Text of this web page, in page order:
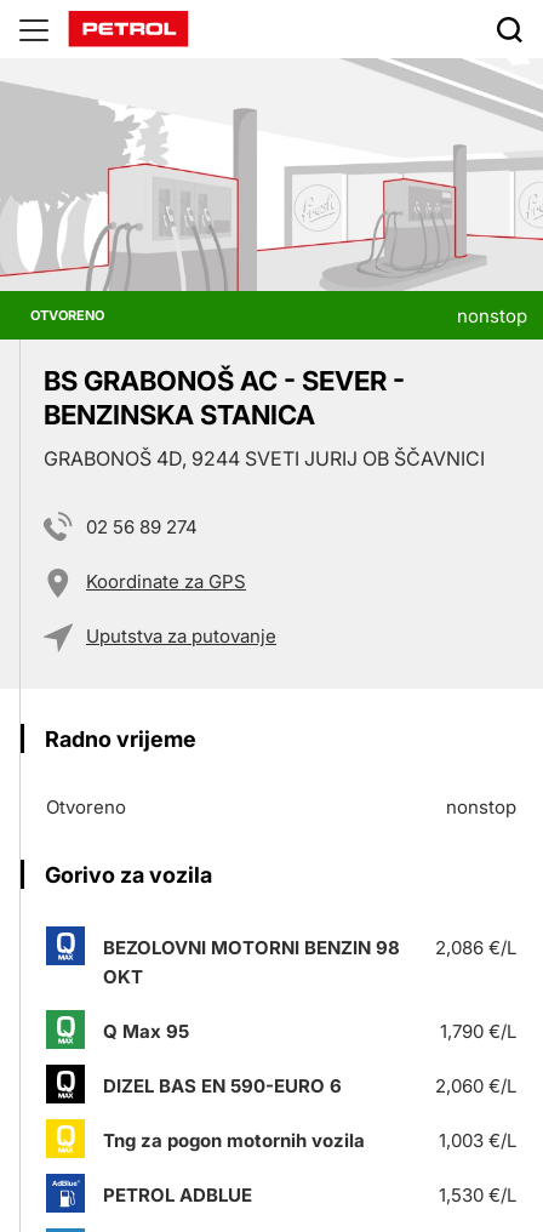
Prodajna
mjesta
OTVORENO nonstop
BS GRABONOŠ AC - SEVER -
BENZINSKA STANICA
GRABONOŠ 4D, 9244 SVETI JURIJ OB ŠČAVNICI
02 56 89 274
Koordinate za GPS
Uputstva za putovanje
Radno vrijeme
Otvoreno nonstop
Gorivo za vozila
BEZOLOVNI MOTORNI BENZIN 98
OKT
2,086 €/L
Q Max 95 1,790 €/L
DIZEL BAS EN 590-EURO 6 2,060 €/L
Tng za pogon motornih vozila 1,003 €/L
PETROL ADBLUE 1,530 €/L